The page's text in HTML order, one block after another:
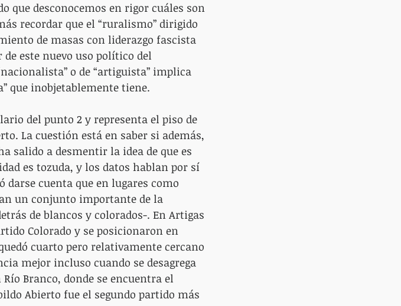
que desconocemos en rigor cuáles son
recordar que el “ruralismo” dirigido
de masas con liderazgo fascista
de este nuevo uso político del
o de “artiguista” implica
que inobjetablemente tiene.
del punto 2 y representa el piso de
La cuestión está en saber si además,
salido a desmentir la idea de que es
es tozuda, y los datos hablan por sí
cuenta que en lugares como
un conjunto importante de la
de blancos y colorados-. En Artigas
Colorado y se posicionaron en
cuarto pero relativamente cercano
mejor incluso cuando se desagrega
Branco, donde se encuentra el
Abierto fue el segundo partido más